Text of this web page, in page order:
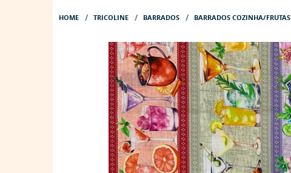
HOME TRICOLINE BARRADOS BARRADOS COZINHA/FRUTAS